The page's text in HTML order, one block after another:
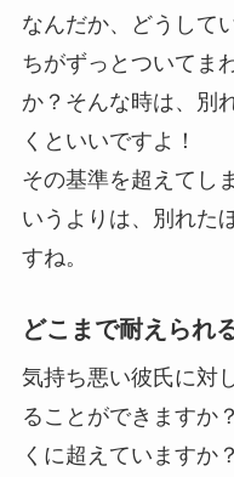
なんだか、どうして
ちがずっとついてま
か？そんな時は、別
くといいですよ！
その基準を超えてし
いうよりは、別れた
すね。
どこまで耐えられ
気持ち悪い彼氏に対
ることができますか
くに超えていますか